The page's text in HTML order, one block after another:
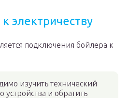
электричеству
подключения бойлера к
изучить технический
устройства и обратить